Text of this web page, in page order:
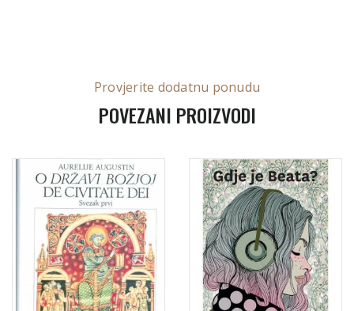
Provjerite dodatnu ponudu
POVEZANI PROIZVODI